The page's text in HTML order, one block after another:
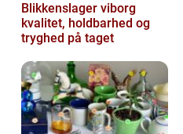
Blikkenslager viborg
kvalitet, holdbarhed og
tryghed på taget